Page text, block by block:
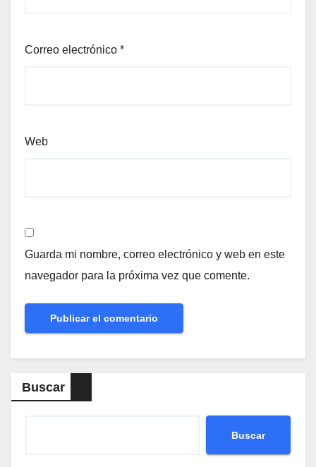
Correo electrónico *
Web
Guarda mi nombre, correo electrónico y web en este
navegador para la próxima vez que comente.
Buscar
Buscar